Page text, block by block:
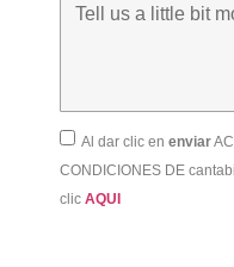
Al dar clic en enviar
CONDICIONES DE
clic AQUI